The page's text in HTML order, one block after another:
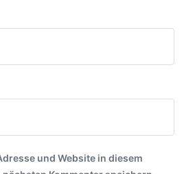
und Website in diesem